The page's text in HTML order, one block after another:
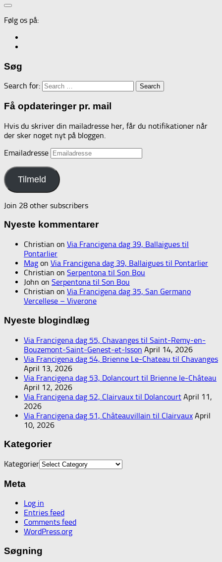
Følg os på:
Søg
Search for:
Få opdateringer pr. mail
Hvis du skriver din mailadresse her, får du notifikationer når
der sker noget nyt på bloggen.
Emailadresse
Tilmeld
Join 28 other subscribers
Nyeste kommentarer
Christian on Via Francigena dag 39, Ballaigues til
Pontarlier
Mag on Via Francigena dag 39, Ballaigues til Pontarlier
Christian on Serpentona til Son Bou
John on Serpentona til Son Bou
Christian on Via Francigena dag 35, San Germano
Vercellese – Viverone
Nyeste blogindlæg
Via Francigena dag 55, Chavanges til Saint-Remy-en-
Bouzemont-Saint-Genest-et-Isson April 14, 2026
Via Francigena dag 54, Brienne Le-Chateau til Chavanges
April 13, 2026
Via Francigena dag 53, Dolancourt til Brienne le-Château
April 12, 2026
Via Francigena dag 52, Clairvaux til Dolancourt April 11,
2026
Via Francigena dag 51, Châteauvillain til Clairvaux April
10, 2026
Kategorier
Kategorier
Meta
Log in
Entries feed
Comments feed
WordPress.org
Søgning